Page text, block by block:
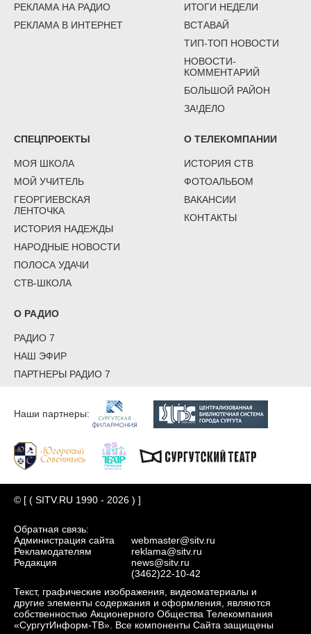
РЕКЛАМА НА РАДИО
РЕКЛАМА В ИНТЕРНЕТ
ИТОГИ НЕДЕЛИ
ВСТАВАЙ
ТИП-ТОП НОВОСТИ
НОВОСТИ-
КОММЕНТАРИЙ
БОЛЬШОЙ РАЙОН
ЗА!ДЕЛО
СПЕЦПРОЕКТЫ
МОЯ ШКОЛА
МОЙ УЧИТЕЛЬ
ГЕОРГИЕВСКАЯ
ЛЕНТОЧКА
ИСТОРИЯ НАДЕЖДЫ
НАРОДНЫЕ НОВОСТИ
ПОЛОСА УДАЧИ
СТВ-ШКОЛА
О ТЕЛЕКОМПАНИИ
ИСТОРИЯ СТВ
ФОТОАЛЬБОМ
ВАКАНСИИ
КОНТАКТЫ
О РАДИО
РАДИО 7
НАШ ЭФИР
ПАРТНЕРЫ РАДИО 7
Наши партнеры:
© [ ( SITV.RU 1990 - 2026 ) ]
Обратная связь:
Администрация сайта
Рекламодателям
Редакция
webmaster@sitv.ru
reklama@sitv.ru
news@sitv.ru
(3462)22-10-42
Текст, графические изображения, видеоматериалы и
другие элементы содержания и оформления, являются
собственностью Акционерного Общества Телекомпания
«СургутИнформ-ТВ». Все компоненты Сайта защищены